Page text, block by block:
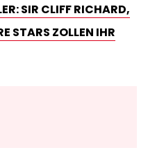
SIR CLIFF RICHARD,
STARS ZOLLEN IHR